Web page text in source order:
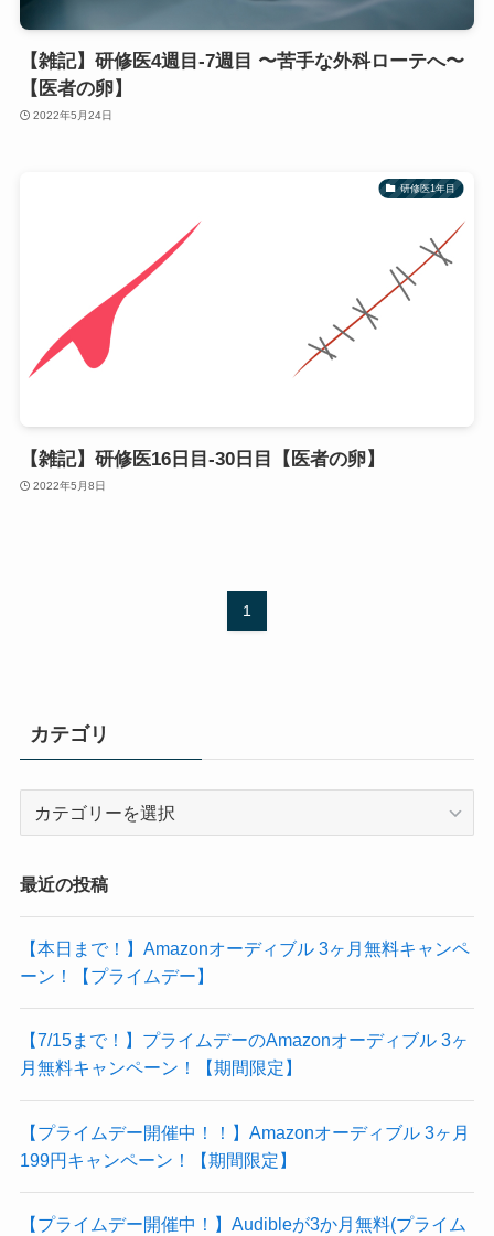
【雑記】研修医4週目-7週目 〜苦手な外科ローテへ〜
【医者の卵】
2022年5月24日
研修医1年目
【雑記】研修医16日目-30日目【医者の卵】
2022年5月8日
1
カテゴリ
リ
最近の投稿
【本日まで！】Amazonオーディブル 3ヶ月無料キャンペ
ーン！【プライムデー】
【7/15まで！】プライムデーのAmazonオーディブル 3ヶ
月無料キャンペーン！【期間限定】
【プライムデー開催中！！】Amazonオーディブル 3ヶ月
199円キャンペーン！【期間限定】
【プライムデー開催中！】Audibleが3か月無料(プライム